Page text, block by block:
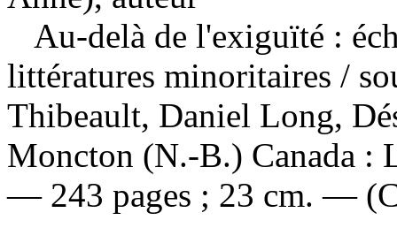
Au-delà de l'exiguïté :
littératures minoritaires /
Thibeault, Daniel Long,
Moncton (N.-B.) Canada :
— 243 pages ; 23 cm. —